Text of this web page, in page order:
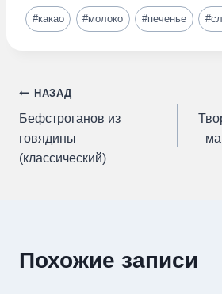
Метки
записи:
#какао #молоко #печенье #
Навигация
по
записям
НАЗАД
Бефстроганов из
говядины
(классический)
Похожие записи